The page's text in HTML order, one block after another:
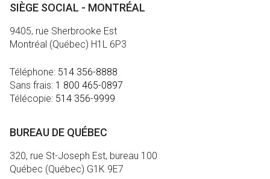
SIÈGE SOCIAL - MONTRÉAL
9405, rue Sherbrooke Est
Montréal (Québec) H1L 6P3
Téléphone: 514 356-8888
Sans frais: 1 800 465-0897
Télécopie: 514 356-9999
BUREAU DE QUÉBEC
320, rue St-Joseph Est, bureau 100
Québec (Québec) G1K 9E7